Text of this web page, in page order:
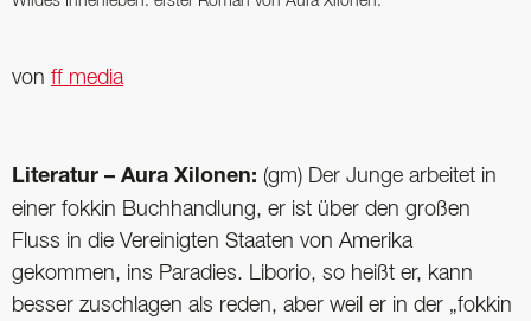
von ff media
Literatur – Aura Xilonen: (gm) Der Junge arbeitet in
einer fokkin Buchhandlung, er ist über den großen
Fluss in die Vereinigten Staaten von Amerika
gekommen, ins Paradies. Liborio, so heißt er, kann
besser zuschlagen als reden, aber weil er in der „fokkin